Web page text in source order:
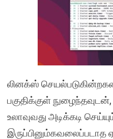
லினக்ஸ்
பகுதிக்குள்
உலாவுவது அடிக்கடி